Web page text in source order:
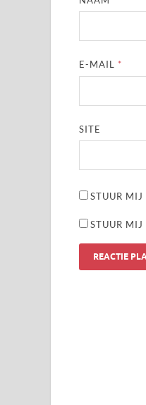
E-MAIL *
SITE
STUUR
STUUR